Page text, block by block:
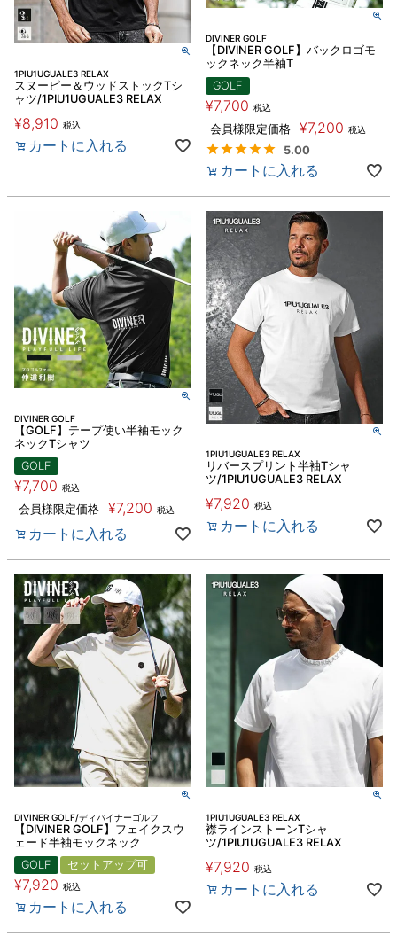
1PIU1UGUALE3 RELAX
スヌーピー＆ウッドストックTシ
ャツ/1PIU1UGUALE3 RELAX
¥8,910 税込
カートに入れる
DIVINER GOLF
【DIVINER GOLF】バックロゴモ
ックネック半袖T
GOLF
¥7,700 税込
会員様限定価格 ¥7,200 税込
5.00
カートに入れる
DIVINER GOLF
【GOLF】テープ使い半袖モック
ネックTシャツ
GOLF
¥7,700 税込
会員様限定価格 ¥7,200 税込
カートに入れる
1PIU1UGUALE3 RELAX
リバースプリント半袖Tシャ
ツ/1PIU1UGUALE3 RELAX
¥7,920 税込
カートに入れる
DIVINER GOLF/ディバイナーゴルフ
【DIVINER GOLF】フェイクスウ
ェード半袖モックネック
GOLF
セットアップ可
¥7,920 税込
カートに入れる
1PIU1UGUALE3 RELAX
襟ラインストーンTシャ
ツ/1PIU1UGUALE3 RELAX
¥7,920 税込
カートに入れる